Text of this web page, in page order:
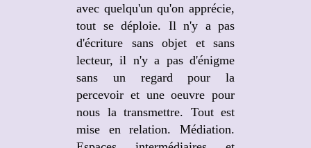
avec quelqu'un qu'on apprécie,
tout se déploie. Il n'y a pas
d'écriture sans objet et sans
lecteur, il n'y a pas d'énigme
sans un regard pour la
percevoir et une oeuvre pour
nous la transmettre. Tout est
mise en relation. Médiation.